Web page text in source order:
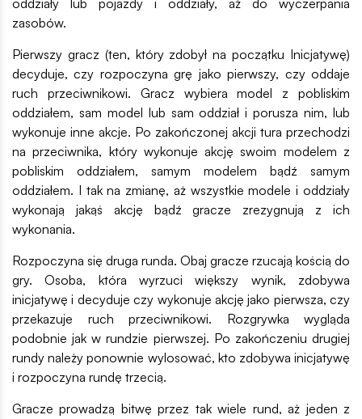
oddziały lub pojazdy i oddziały, aż do wyczerpania
zasobów.
Pierwszy gracz (ten, który zdobył na początku Inicjatywę)
decyduje, czy rozpoczyna grę jako pierwszy, czy oddaje
ruch przeciwnikowi. Gracz wybiera model z pobliskim
oddziałem, sam model lub sam oddział i porusza nim, lub
wykonuje inne akcje. Po zakończonej akcji tura przechodzi
na przeciwnika, który wykonuje akcję swoim modelem z
pobliskim oddziałem, samym modelem bądź samym
oddziałem. I tak na zmianę, aż wszystkie modele i oddziały
wykonają jakąś akcję bądź gracze zrezygnują z ich
wykonania.
Rozpoczyna się druga runda. Obaj gracze rzucają kością do
gry. Osoba, która wyrzuci większy wynik, zdobywa
inicjatywę i decyduje czy wykonuje akcję jako pierwsza, czy
przekazuje ruch przeciwnikowi. Rozgrywka wygląda
podobnie jak w rundzie pierwszej. Po zakończeniu drugiej
rundy należy ponownie wylosować, kto zdobywa inicjatywę
i rozpoczyna rundę trzecią.
Gracze prowadzą bitwę przez tak wiele rund, aż jeden z